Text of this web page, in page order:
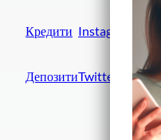
Кредити
Депозити
Instagram
Twitter